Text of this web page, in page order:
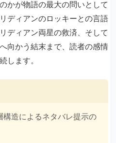
かが物語の最大の問いとして
ディアンのロッキーとの言語
ディアン両星の救済、そして
向かう結末まで、読者の感情
します。
構造によるネタバレ提示の